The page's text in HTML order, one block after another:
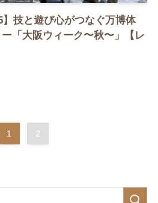
】技と遊び心がつなぐ万博体
「大阪ウィーク〜秋〜」【レ
1 2